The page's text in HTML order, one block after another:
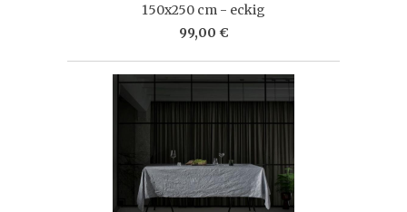
150x250 cm - eckig
99,00 €